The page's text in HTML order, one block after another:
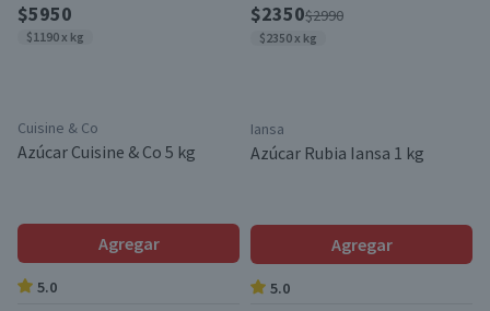
$5950
$1190 x kg
Cuisine & Co
Azúcar Cuisine & Co 5 kg
Agregar
5.0
$2350$2990
$2350 x kg
Iansa
Azúcar Rubia Iansa 1 kg
Agregar
5.0